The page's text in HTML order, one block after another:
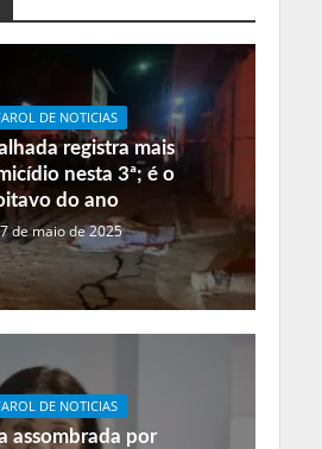
DE NOTICIAS
registra mais
nesta 3ª; é o
do ano
de maio de 2025
DE NOTICIAS
assombrada por